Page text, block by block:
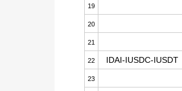
19
20
21
22 IDAI-IUSDC-IUSDT
23